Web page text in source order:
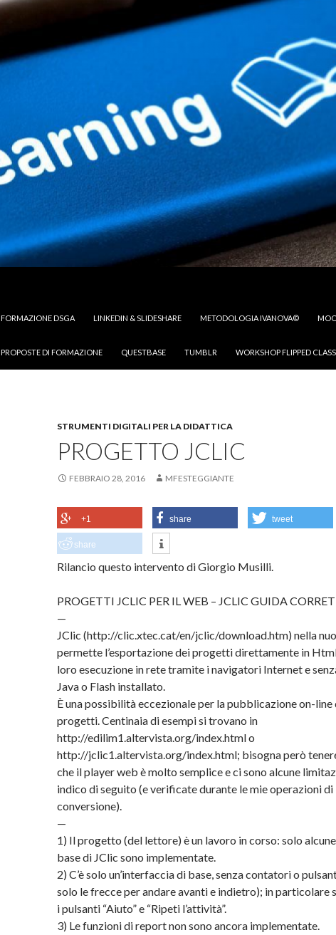
FORMAZIONE DSGA LINKEDIN & SLIDESHARE METODOLOGIA IVANOVA©
PROPOSTE DI FORMAZIONE QUESTBASE TUMBLR WORKSHOP FLIPPED
STRUMENTI DIGITALI PER LA DIDATTICA
PROGETTO JCLIC
FEBBRAIO 28, 2016 MFESTEGGIANTE
+1 share tweet
share
Rilancio questo intervento di Giorgio Musilli.
PROGETTI JCLIC PER IL WEB – JCLIC GUIDA
—
JClic (http://clic.xtec.cat/en/jclic/download.htm) nella
permette l’esportazione dei progetti direttamente in
loro esecuzione in rete tramite i navigatori Internet e
Java o Flash installato.
È una possibilità eccezionale per la pubblicazione on-
progetti. Centinaia di esempi si trovano in
http://edilim1.altervista.org/index.html o
http://jclic1.altervista.org/index.html; bisogna però
che il player web è molto semplice e ci sono alcune
indico di seguito (e verificate durante le mie operazioni di
conversione).
—
1) Il progetto (del lettore) è un lavoro in corso: solo
base di JClic sono implementate.
2) C’è solo un’interfaccia di base, senza contatori o
solo le frecce per andare avanti e indietro); in particolare
i pulsanti “Aiuto” e “Ripeti l’attività”.
3) Le funzioni di report non sono ancora implementate.